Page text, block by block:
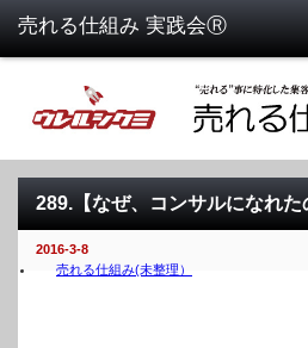
289.【なぜ、コンサルになれた
2016-3-8
売れる仕組み(未整理）